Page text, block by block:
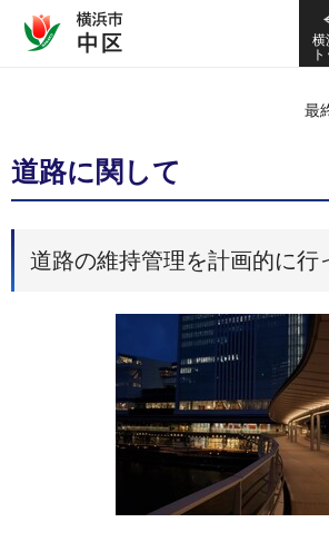
横
最
道路に関して
道路の維持管理を計画的に行